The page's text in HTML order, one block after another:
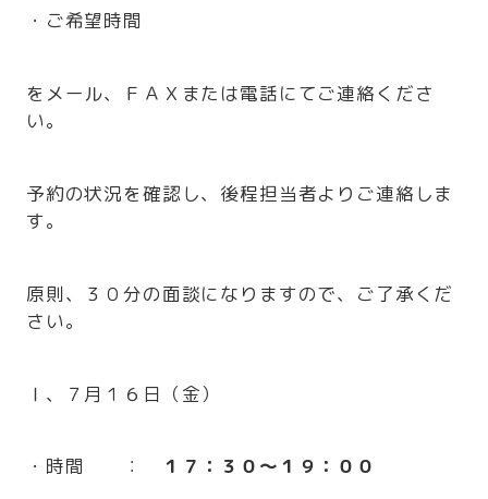
・ご希望時間
をメール、ＦＡＸまたは電話にてご連絡くださ
い。
予約の状況を確認し、後程担当者よりご連絡しま
す。
原則、３０分の面談になりますので、ご了承くだ
さい。
Ⅰ、７月１６日（金）
・時間 ： １７：３０～１９：００